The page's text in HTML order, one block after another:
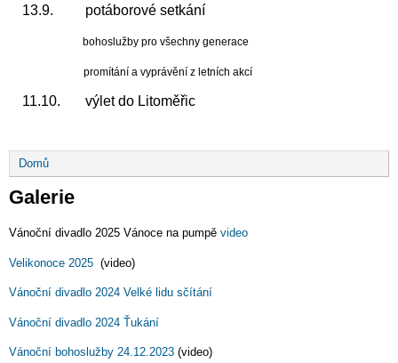
13.9. potáborové setkání
bohoslužby pro všechny generace
promítání a vyprávění z letních akcí
11.10. výlet do Litoměřic
Drobečková
navigace
Domů
Galerie
Vánoční divadlo 2025 Vánoce na pumpě video
Velikonoce 2025 (video)
Vánoční divadlo 2024 Velké lidu sčítání
Vánoční divadlo 2024 Ťukání
Vánoční bohoslužby 24.12.2023 (video)